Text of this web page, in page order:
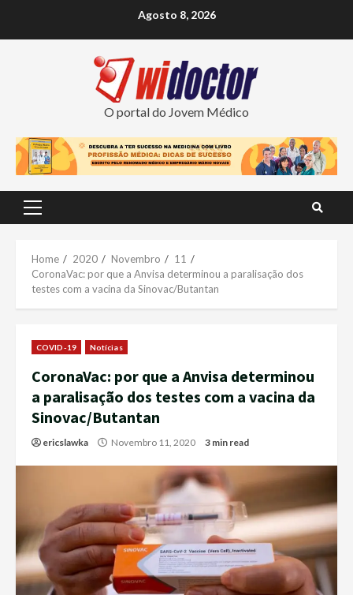
Agosto 8, 2026
O portal do Jovem Médico
Primary
Home 2020 Novembro
11
CoronaVac: por que a Anvisa determinou a paralisação dos
testes com a vacina da Sinovac/Butantan
COVID-19 Notícias
CoronaVac: por que a Anvisa determinou
a paralisação dos testes com a vacina da
Sinovac/Butantan
ericslawka Novembro 11, 2020 3 min read